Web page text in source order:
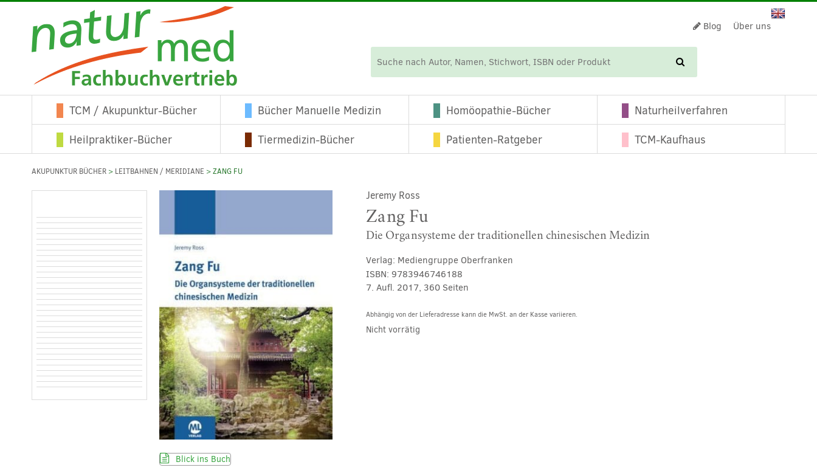
Blog Über uns
TCM / Akupunktur-Bücher Bücher Manuelle Medizin Homöopathie-Bücher
Naturheilverfahren
Heilpraktiker-Bücher
Tiermedizin-Bücher Patienten-Ratgeber TCM-Kaufhaus
AKUPUNKTUR BÜCHER > LEITBAHNEN / MERIDIANE > ZANG FU
Blick ins Buch
Jeremy Ross
Zang Fu
Die Organsysteme der traditionellen chinesischen Medizin
Verlag: Mediengruppe Oberfranken
ISBN: 9783946746188
7. Aufl. 2017, 360 Seiten
Abhängig von der Lieferadresse kann die MwSt. an der Kasse variieren.
Nicht vorrätig